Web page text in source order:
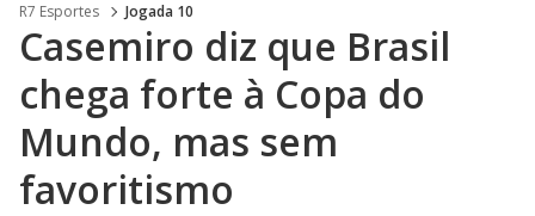
R7 Esportes Jogada 10
Casemiro diz que Brasil
chega forte à Copa do
Mundo, mas sem
favoritismo